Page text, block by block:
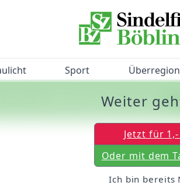
Sport
beim SZ/BZ-Bürgerbarometer!
Weiter
Jetzt für
Oder mit dem
Ich bin bereits